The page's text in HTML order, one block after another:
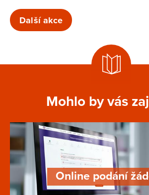
Další akce
Mohlo by vás
Online podání